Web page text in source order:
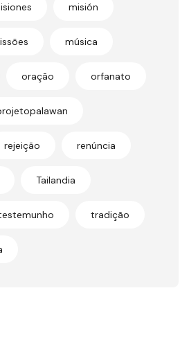
misión
música
oração orfanato
rejeição renúncia
Tailandia
tradição